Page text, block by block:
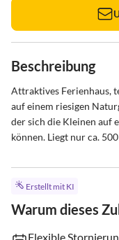
Beschreibung
Attraktives Ferienhaus,
auf einem riesigen
der sich die Kleinen auf
können. Liegt nur ca.
Erstellt mit KI
Warum dieses
Flexible